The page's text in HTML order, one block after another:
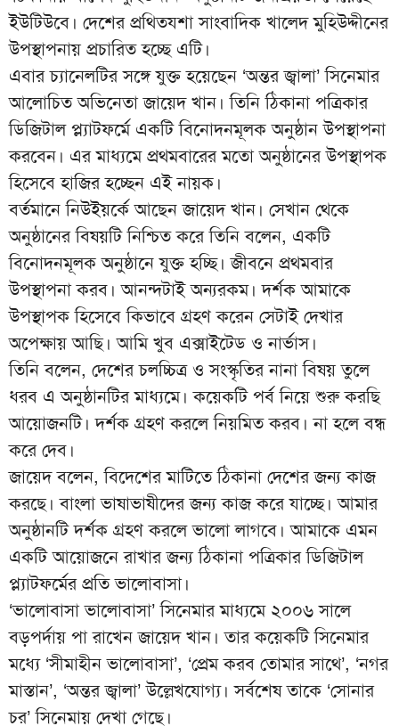
ইউটিউবে। দেশের প্রথিতযশা সাংবাদিক খালেদ মুহিউদ্দীনের
উপস্থাপনায় প্রচারিত হচ্ছে এটি।
এবার চ্যানেলটির সঙ্গে যুক্ত হয়েছেন ‘অন্তর জ্বালা’ সিনেমার
আলোচিত অভিনেতা জায়েদ খান। তিনি ঠিকানা পত্রিকার
ডিজিটাল প্ল্যাটফর্মে একটি বিনোদনমূলক অনুষ্ঠান উপস্থাপনা
করবেন। এর মাধ্যমে প্রথমবারের মতো অনুষ্ঠানের উপস্থাপক
হিসেবে হাজির হচ্ছেন এই নায়ক।
বর্তমানে নিউইয়র্কে আছেন জায়েদ খান। সেখান থেকে
অনুষ্ঠানের বিষয়টি নিশ্চিত করে তিনি বলেন, একটি
বিনোদনমূলক অনুষ্ঠানে যুক্ত হচ্ছি। জীবনে প্রথমবার
উপস্থাপনা করব। আনন্দটাই অন্যরকম। দর্শক আমাকে
উপস্থাপক হিসেবে কিভাবে গ্রহণ করেন সেটাই দেখার
অপেক্ষায় আছি। আমি খুব এক্সাইটেড ও নার্ভাস।
তিনি বলেন, দেশের চলচ্চিত্র ও সংস্কৃতির নানা বিষয় তুলে
ধরব এ অনুষ্ঠানটির মাধ্যমে। কয়েকটি পর্ব নিয়ে শুরু করছি
আয়োজনটি। দর্শক গ্রহণ করলে নিয়মিত করব। না হলে বন্ধ
করে দেব।
জায়েদ বলেন, বিদেশের মাটিতে ঠিকানা দেশের জন্য কাজ
করছে। বাংলা ভাষাভাষীদের জন্য কাজ করে যাচ্ছে। আমার
অনুষ্ঠানটি দর্শক গ্রহণ করলে ভালো লাগবে। আমাকে এমন
একটি আয়োজনে রাখার জন্য ঠিকানা পত্রিকার ডিজিটাল
প্ল্যাটফর্মের প্রতি ভালোবাসা।
‘ভালোবাসা ভালোবাসা’ সিনেমার মাধ্যমে ২০০৬ সালে
বড়পর্দায় পা রাখেন জায়েদ খান। তার কয়েকটি সিনেমার
মধ্যে ‘সীমাহীন ভালোবাসা’, ‘প্রেম করব তোমার সাথে’, ‘নগর
মাস্তান’, ‘অন্তর জ্বালা’ উল্লেখযোগ্য। সর্বশেষ তাকে ‘সোনার
চর’ সিনেমায় দেখা গেছে।